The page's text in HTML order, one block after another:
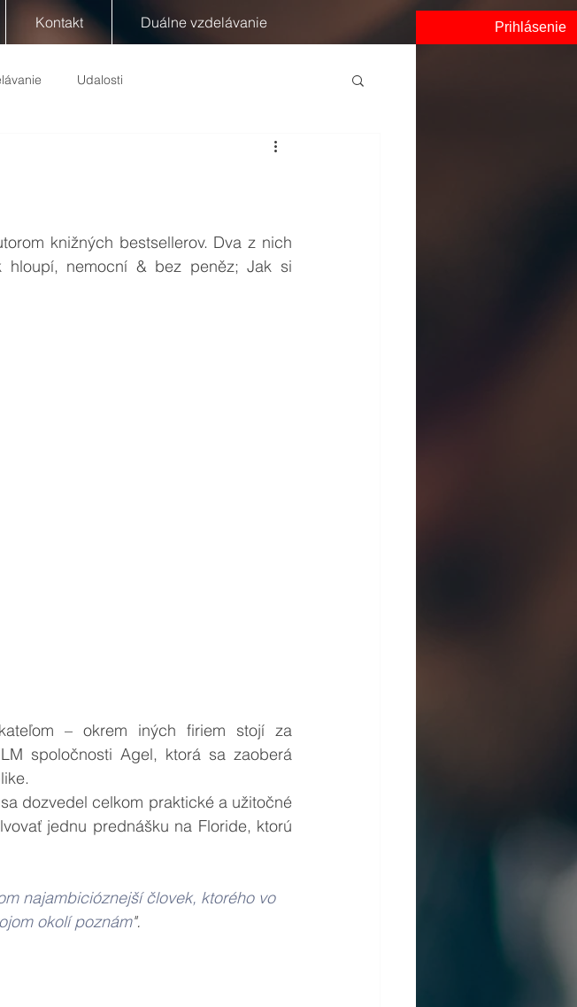
Kontakt Duálne vzdelávanie Prihlásenie
Udalosti
nemocní & bez peněz; Jak si
– okrem iných firiem stojí za
spoločnosti Agel, ktorá sa zaoberá
dozvedel celkom praktické a užitočné
jednu prednášku na Floride, ktorú
najambicióznejší človek, ktorého vo
okolí poznám".